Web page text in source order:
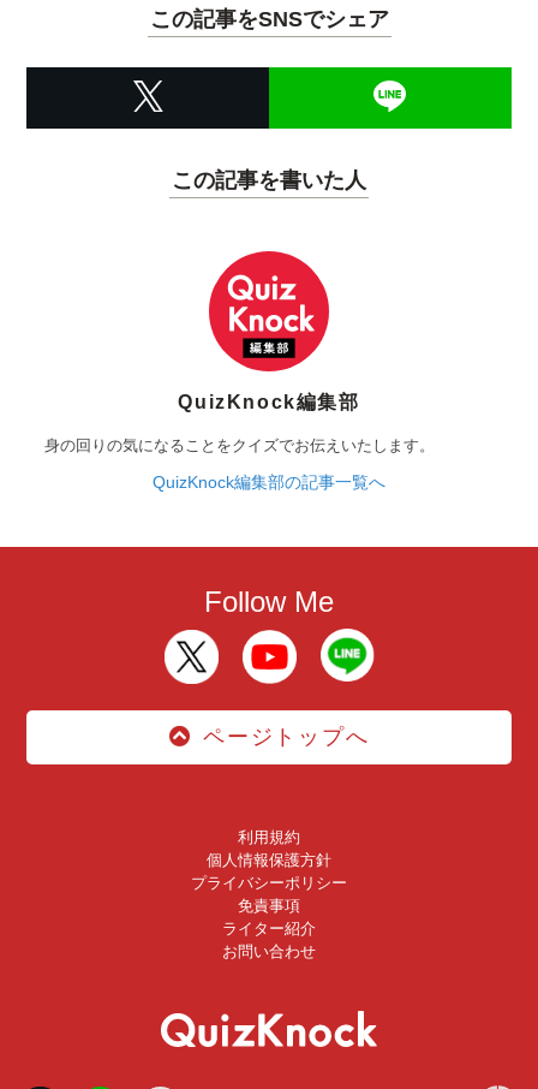
この記事をSNSでシェア
この記事を書いた人
QuizKnock編集部
身の回りの気になることをクイズでお伝えいたします。
QuizKnock編集部の記事一覧へ
Follow Me
ページトップへ
利用規約
個人情報保護方針
プライバシーポリシー
免責事項
ライター紹介
お問い合わせ